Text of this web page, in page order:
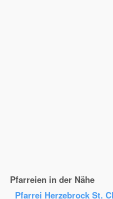
Pfarreien in der Nähe
Pfarrei Herzebrock St.